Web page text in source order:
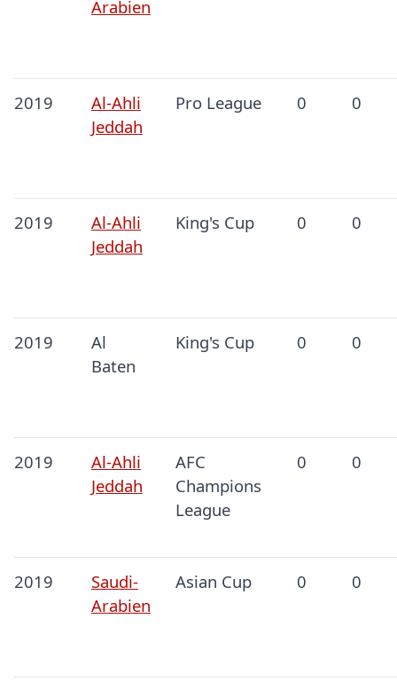
Arabien
2019
Al-Ahli
Jeddah
Pro League 0 0
2019
Al-Ahli
Jeddah
King's Cup 0 0
2019
Al
Baten
King's Cup 0 0
2019
Al-Ahli
Jeddah
AFC
Champions
League
0 0
2019
Saudi-
Arabien
Asian Cup 0 0